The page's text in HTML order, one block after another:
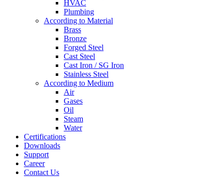
HVAC
Plumbing
According to Material
Brass
Bronze
Forged Steel
Cast Steel
Cast Iron / SG Iron
Stainless Steel
According to Medium
Air
Gases
Oil
Steam
Water
Certifications
Downloads
Support
Career
Contact Us